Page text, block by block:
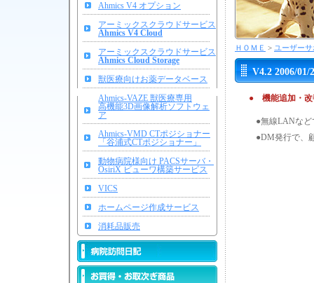
ＨＯＭＥ > ユーザー
V4.2 2006/
● 機能追加・改
●無線LANなど
●DM発行で、
Ahmics V4 オプション
アーミックスクラウドサービス
Ahmics V4 Cloud
アーミックスクラウドサービス
Ahmics Cloud Storage
獣医療向けお薬データベース
Ahmics-VAZE 獣医療専用
高機能3D画像解析ソフトウェ
ア
Ahmics-VMD CTポジショナー
「谷浦式CTポジショナー」
動物病院様向け PACSサーバ・
OsiriX ビューワ構築サービス
VICS
ホームページ作成サービス
消耗品販売